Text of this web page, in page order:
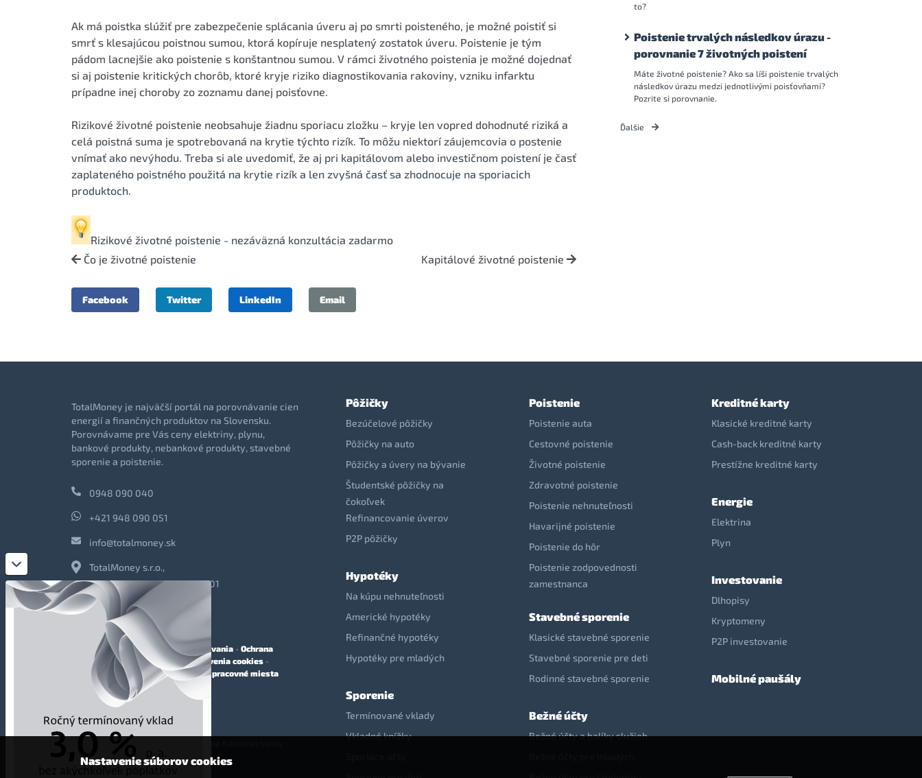
Ak má poistka slúžiť pre zabezpečenie splácania úveru aj po smrti poisteného, je možné poistiť si
smrť s klesajúcou poistnou sumou, ktorá kopíruje nesplatený zostatok úveru. Poistenie je tým
pádom lacnejšie ako poistenie s konštantnou sumou. V rámci životného poistenia je možné dojednať
si aj poistenie kritických chorôb, ktoré kryje riziko diagnostikovania rakoviny, vzniku infarktu
prípadne inej choroby zo zoznamu danej poisťovne.
Rizikové životné poistenie neobsahuje žiadnu sporiacu zložku – kryje len vopred dohodnuté riziká a
celá poistná suma je spotrebovaná na krytie týchto rizík. To môžu niektorí záujemcovia o postenie
vnímať ako nevýhodu. Treba si ale uvedomiť, že aj pri kapitálovom alebo investičnom poistení je časť
zaplateného poistného použitá na krytie rizík a len zvyšná časť sa zhodnocuje na sporiacich
produktoch.
Rizikové životné poistenie - nezáväzná konzultácia zadarmo
Čo je životné poistenie
Kapitálové životné poistenie
Facebook Twitter LinkedIn Email
to?
Poistenie trvalých následkov úrazu -
porovnanie 7 životných poistení
Máte životné poistenie? Ako sa líši poistenie trvalých
následkov úrazu medzi jednotlivými poisťovňami?
Pozrite si porovnanie.
Ďalšie
Pôžičky
Bezúčelové pôžičky
Pôžičky na auto
Pôžičky a úvery na bývanie
Študentské pôžičky na
čokoľvek
Refinancovanie úverov
P2P pôžičky
Hypotéky
Na kúpu nehnuteľnosti
Americké hypotéky
Refinančné hypotéky
Hypotéky pre mladých
Sporenie
Termínované vklady
Vkladné knížky
Poistenie
Poistenie auta
Cestovné poistenie
Životné poistenie
Zdravotné poistenie
Poistenie nehnuteľnosti
Havarijné poistenie
Poistenie do hôr
Poistenie zodpovednosti
zamestnanca
Stavebné sporenie
Klasické stavebné sporenie
Stavebné sporenie pre deti
Rodinné stavebné sporenie
Bežné účty
Bežné účty a balíky služieb
Kreditné karty
Klasické kreditné karty
Cash-back kreditné karty
Prestížne kreditné karty
Energie
Elektrina
Plyn
Investovanie
Dlhopisy
Kryptomeny
P2P investovanie
Mobilné paušály
TotalMoney je najväčší portál na porovnávanie cien
energií a finančných produktov na Slovensku.
Porovnávame pre Vás ceny elektriny, plynu,
bankové produkty, nebankové produkty, stavebné
sporenie a poistenie.
0948 090 040
+421 948 090 051
info@totalmoney.sk
TotalMoney s.r.o.,
Levočská 866, Poprad, 058 01
-Reklama- Podmienky používania - Ochrana
osobných údajov-Cookies Nastavenia cookies -
Finančné sprostredkovanie-Voľné pracovné miesta
Affiliate - partnerský program
© 2009 - 2023 TotalMoney s.r.o.
Slovenska - reg. č. 127292)
Nastavenie súborov cookies